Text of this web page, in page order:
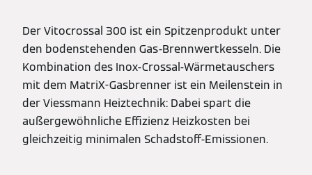
Der Vitocrossal 300 ist ein Spitzenprodukt unter
den bodenstehenden Gas-Brennwertkesseln. Die
Kombination des Inox-Crossal-Wärmetauschers
mit dem MatriX-Gasbrenner ist ein Meilenstein in
der Viessmann Heiztechnik: Dabei spart die
außergewöhnliche Effizienz Heizkosten bei
gleichzeitig minimalen Schadstoff-Emissionen.